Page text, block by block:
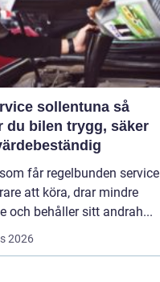
sollentuna så
du bilen trygg, säker
får regelbunden service
att köra, drar mindre
och behåller sitt andrah...
2026